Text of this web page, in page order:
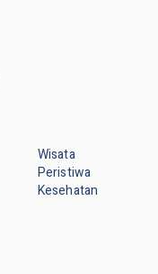
Wisata
Peristiwa
Kesehatan